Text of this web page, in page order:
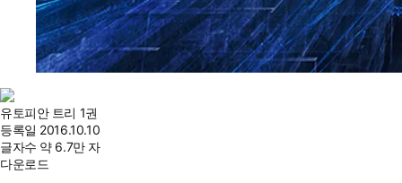
유토피안 트리 1권
등록일 2016.10.10
글자수 약 6.7만 자
다운로드